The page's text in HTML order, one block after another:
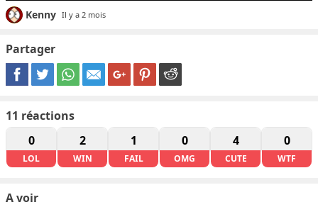
Kenny Il y a 2 mois
Partager
11 réactions
0
LOL
2
WIN
1
FAIL
0
OMG
4
CUTE
0
WTF
A voir